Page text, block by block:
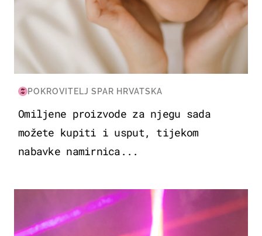
POKROVITELJ SPAR HRVATSKA
Omiljene proizvode za njegu sada
možete kupiti i usput, tijekom
nabavke namirnica...
KULTURA & ZABAVA